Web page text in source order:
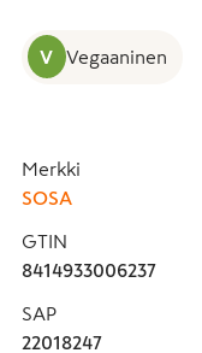
V Vegaaninen
Merkki
SOSA
GTIN
8414933006237
SAP
22018247